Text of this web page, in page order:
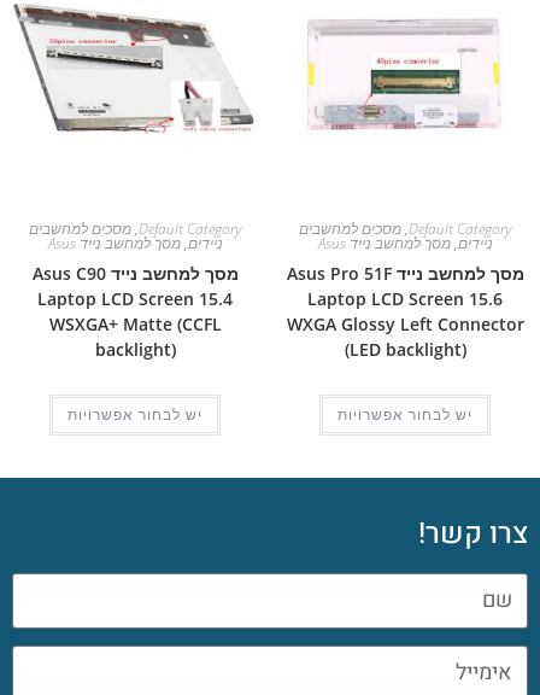
Default Category
,מסכים למחשבים
ניידים,מסך למחשב נייד Asus
מסך למחשב נייד Asus Pro 51F
Laptop LCD Screen 15.6
WXGA Glossy Left Connector
(LED backlight)
יש לבחור אפשרויות
Default Category
,מסכים למחשבים
ניידים,מסך למחשב נייד Asus
מסך למחשב נייד Asus C90
Laptop LCD Screen 15.4
WSXGA+ Matte (CCFL
backlight)
יש לבחור אפשרויות
צרו קשר!